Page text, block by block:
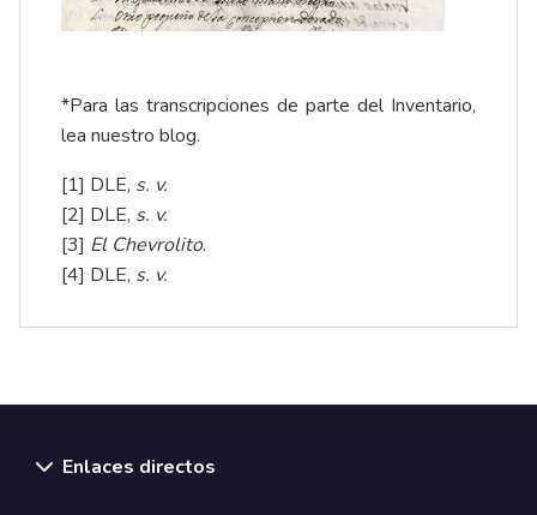
*Para las transcripciones de parte del Inventario,
lea nuestro blog.
[1] DLE, s. v.
[2] DLE, s. v.
[3] El Chevrolito.
[4] DLE, s. v.
Enlaces directos